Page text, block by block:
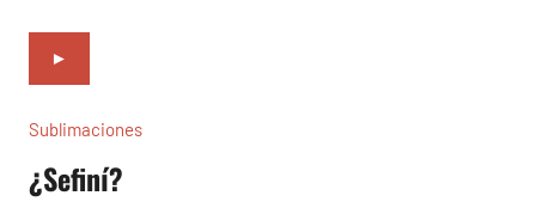
►
Sublimaciones
¿Sefiní?